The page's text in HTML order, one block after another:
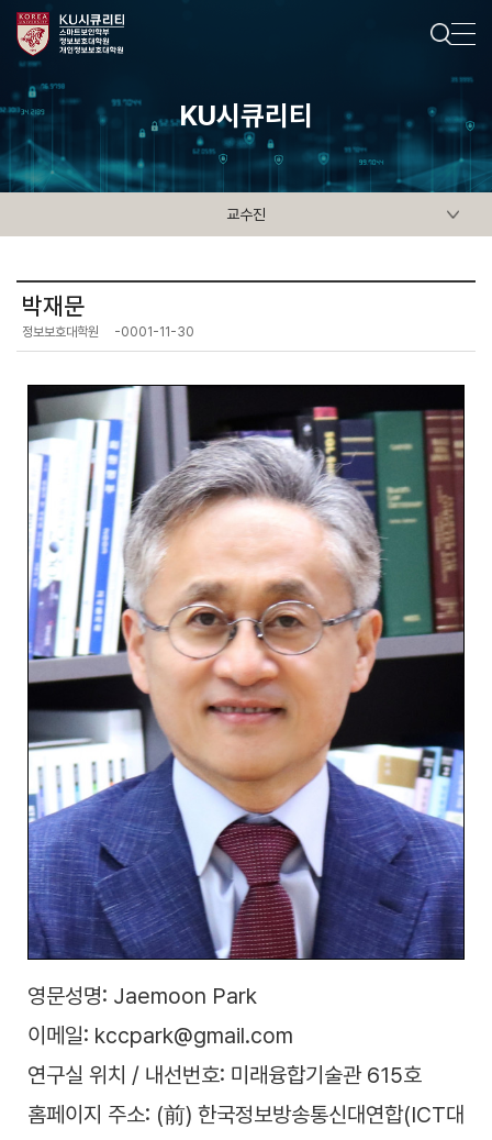
KU시큐리티
교수진
박재문
정보보호대학원 -0001-11-30
영문성명: Jaemoon Park
이메일: kccpark@gmail.com
연구실 위치 / 내선번호: 미래융합기술관 615호
홈페이지 주소: (前) 한국정보방송통신대연합(ICT대